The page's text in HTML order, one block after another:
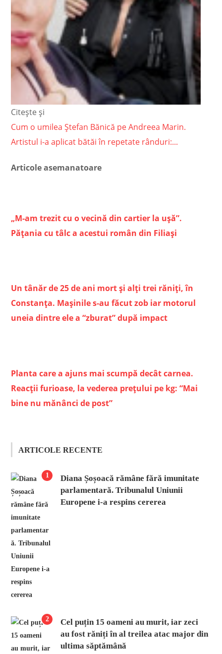
Citește și
Cum o umilea Ștefan Bănică pe Andreea Marin.
Artistul i-a aplicat bătăi în repetate rânduri:...
Articole asemanatoare
„M-am trezit cu o vecină din cartier la ușă”.
Pățania cu tâlc a acestui român din Filiași
Un tânăr de 25 de ani mort și alți trei răniți, în
Constanța. Mașinile s-au făcut zob iar motorul
uneia dintre ele a “zburat” după impact
Planta care a ajuns mai scumpă decât carnea.
Reacţii furioase, la vederea preţului pe kg: “Mai
bine nu mănânci de post”
ARTICOLE RECENTE
1
Diana Șoșoacă rămâne fără imunitate
parlamentară. Tribunalul Uniunii
Europene i-a respins cererea
2
Cel puțin 15 oameni au murit, iar zeci
au fost răniți în al treilea atac major din
ultima săptămână